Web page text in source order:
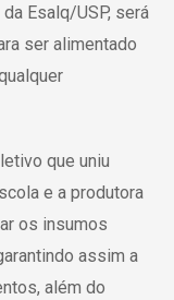
Esalq/USP, será
ser alimentado
que uniu
e a produtora
os insumos
assim a
além do